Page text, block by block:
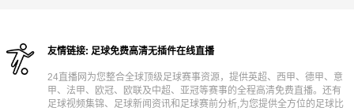
友情链接: 足球免费高清无插件在线直播
24直播网为您整合全球顶级足球赛事资源，提供英超、西甲、德甲、意
甲、法甲、欧冠、欧联及中超、亚冠等赛事的全程高清免费直播。还有
足球视频集锦、足球新闻资讯和足球赛前分析,为您提供全方位的足球比